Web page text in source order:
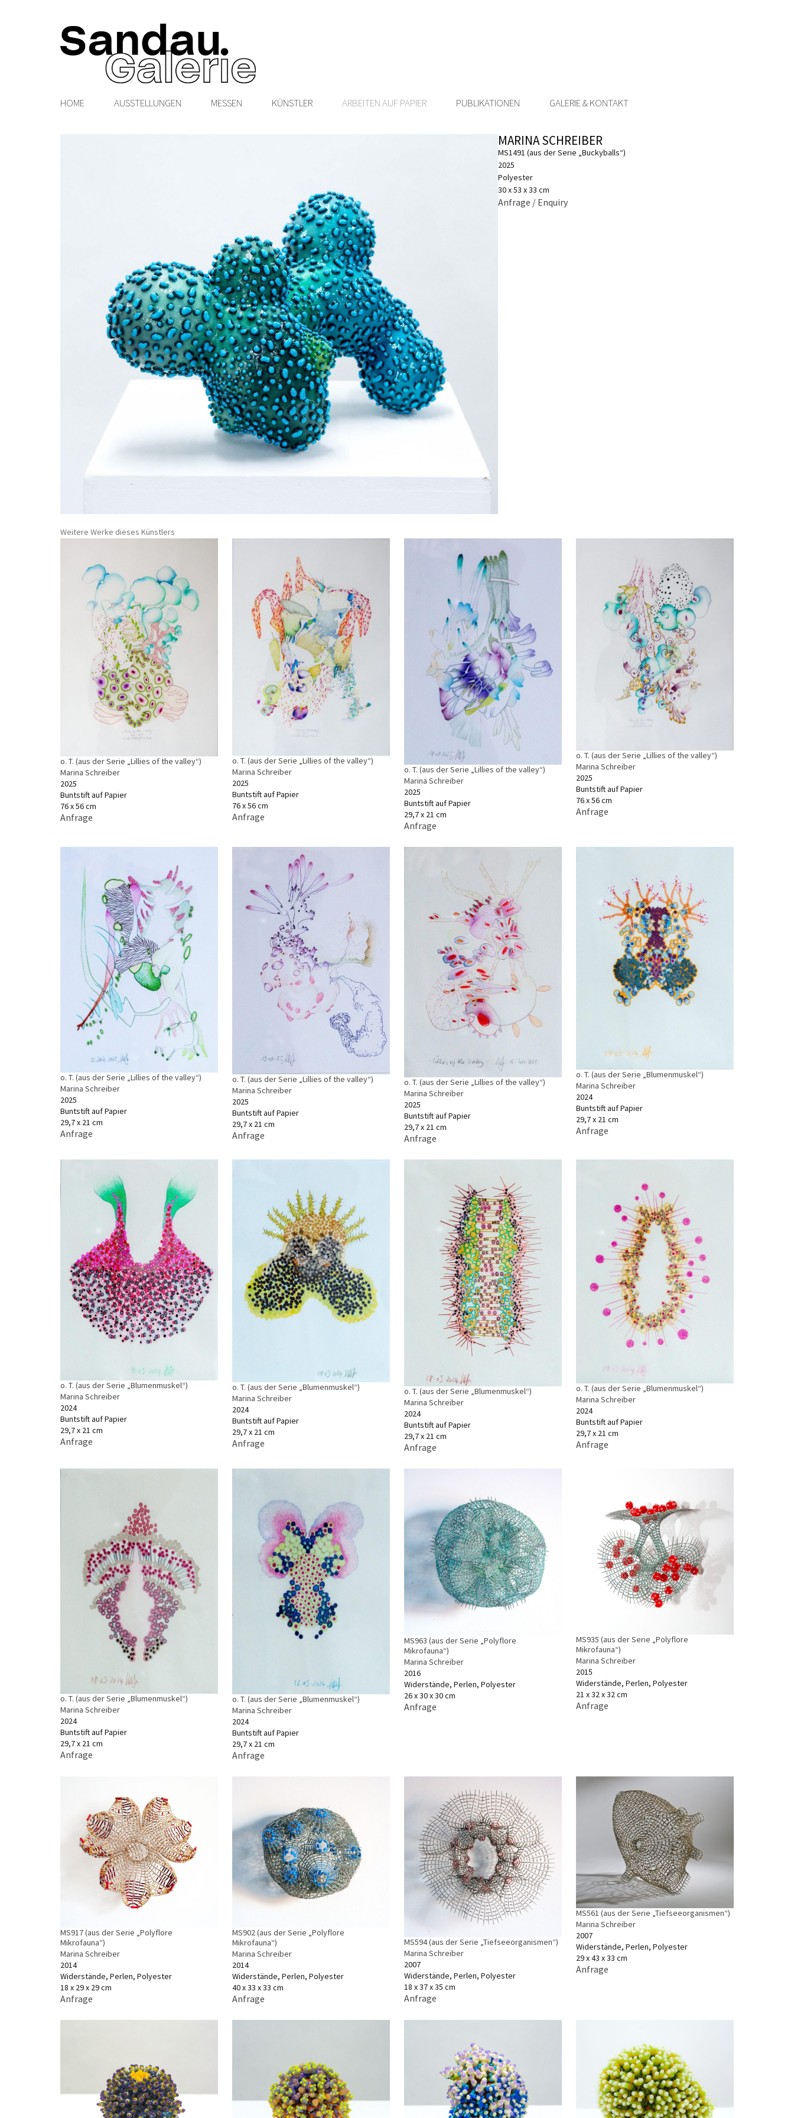
HOME AUSSTELLUNGEN MESSEN KÜNSTLER ARBEITEN AUF PAPIER PUBLIKATIONEN GALERIE & KONTAKT
MARINA SCHREIBER
MS1491 (aus der Serie „Buckyballs“)
2025
Polyester
30 x 53 x 33 cm
Anfrage / Enquiry
Weitere Werke dieses Künstlers
o. T. (aus der Serie „Lillies of the valley“)
Marina Schreiber
2025
Buntstift auf Papier
76 x 56 cm
Anfrage
o. T. (aus der Serie „Lillies of the valley“)
Marina Schreiber
2025
Buntstift auf Papier
76 x 56 cm
Anfrage
o. T. (aus der Serie „Lillies of the valley“)
Marina Schreiber
2025
Buntstift auf Papier
29,7 x 21 cm
Anfrage
o. T. (aus der Serie „Lillies of the valley“)
Marina Schreiber
2025
Buntstift auf Papier
76 x 56 cm
Anfrage
o. T. (aus der Serie „Lillies of the valley“)
Marina Schreiber
2025
Buntstift auf Papier
29,7 x 21 cm
Anfrage
o. T. (aus der Serie „Lillies of the valley“)
Marina Schreiber
2025
Buntstift auf Papier
29,7 x 21 cm
Anfrage
o. T. (aus der Serie „Lillies of the valley“)
Marina Schreiber
2025
Buntstift auf Papier
29,7 x 21 cm
Anfrage
o. T. (aus der Serie „Blumenmuskel“)
Marina Schreiber
2024
Buntstift auf Papier
29,7 x 21 cm
Anfrage
o. T. (aus der Serie „Blumenmuskel“)
Marina Schreiber
2024
Buntstift auf Papier
29,7 x 21 cm
Anfrage
o. T. (aus der Serie „Blumenmuskel“)
Marina Schreiber
2024
Buntstift auf Papier
29,7 x 21 cm
Anfrage
o. T. (aus der Serie „Blumenmuskel“)
Marina Schreiber
2024
Buntstift auf Papier
29,7 x 21 cm
Anfrage
o. T. (aus der Serie „Blumenmuskel“)
Marina Schreiber
2024
Buntstift auf Papier
29,7 x 21 cm
Anfrage
o. T. (aus der Serie „Blumenmuskel“)
Marina Schreiber
2024
Buntstift auf Papier
29,7 x 21 cm
Anfrage
o. T. (aus der Serie „Blumenmuskel“)
Marina Schreiber
2024
Buntstift auf Papier
29,7 x 21 cm
Anfrage
MS963 (aus der Serie „Polyflore
Mikrofauna“)
Marina Schreiber
2016
Widerstände, Perlen, Polyester
26 x 30 x 30 cm
Anfrage
MS935 (aus der Serie „Polyflore
Mikrofauna“)
Marina Schreiber
2015
Widerstände, Perlen, Polyester
21 x 32 x 32 cm
Anfrage
MS917 (aus der Serie „Polyflore
Mikrofauna“)
Marina Schreiber
2014
Widerstände, Perlen, Polyester
18 x 29 x 29 cm
Anfrage
MS902 (aus der Serie „Polyflore
Mikrofauna“)
Marina Schreiber
2014
Widerstände, Perlen, Polyester
40 x 33 x 33 cm
Anfrage
MS594 (aus der Serie „Tiefseeorganismen“)
Marina Schreiber
2007
Widerstände, Perlen, Polyester
18 x 37 x 35 cm
Anfrage
MS561 (aus der Serie „Tiefseeorganismen“)
Marina Schreiber
2007
Widerstände, Perlen, Polyester
29 x 43 x 33 cm
Anfrage